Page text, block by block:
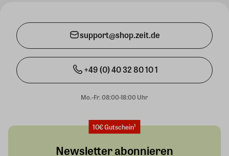
support@shop.zeit.de
+49 (0) 40 32 80 10 1
Mo.-Fr. 08:00-18:00 Uhr
10€ Gutschein¹
Newsletter abonnieren